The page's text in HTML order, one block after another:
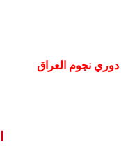
نجوم العراق